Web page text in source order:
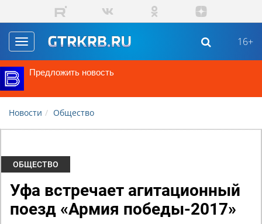
Перейти к основному содержанию
Toggle
navigation
16+
Предложить новость
Новости Общество
ОБЩЕСТВО
Уфа встречает агитационный
поезд «Армия победы-2017»